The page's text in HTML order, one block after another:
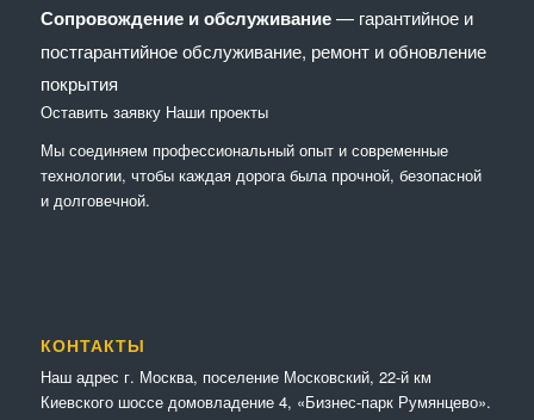
Сопровождение и обслуживание— гарантийное и
постгарантийное обслуживание, ремонт и обновление
покрытия
Оставить заявку Наши проекты
Мы соединяем профессиональный опыт и современные
технологии, чтобы каждая дорога была прочной, безопасной
и долговечной.
КОНТАКТЫ
Наш адрес г. Москва, поселение Московский, 22-й км
Киевского шоссе домовладение 4, «Бизнес-парк Румянцево».